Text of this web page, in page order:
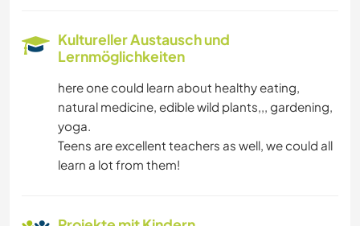
KUNST & DESIGN
YOGA / WELLNESS
Kultureller Austausch und
Lernmöglichkeiten
here one could learn about healthy eating,
natural medicine, edible wild plants,,, gardening,
yoga.
Teens are excellent teachers as well, we could all
learn a lot from them!